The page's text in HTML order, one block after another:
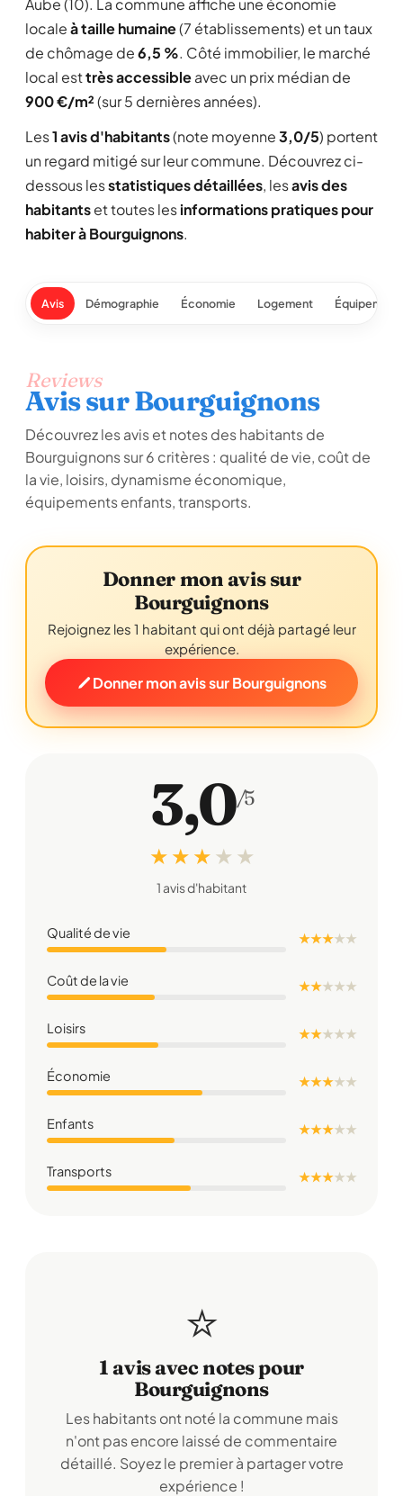
Aube (10). La commune affiche une économie
localeà taille humaine(7 établissements) et un taux
de chômage de6,5 %. Côté immobilier, le marché
local esttrès accessibleavec un prix médian de
900 €/m²(sur 5 dernières années).
Les1 avis d'habitants(note moyenne3,0/5) portent
un regard mitigé sur leur commune. Découvrez ci-
dessous lesstatistiques détaillées, lesavis des
habitantset toutes lesinformations pratiques pour
habiter à Bourguignons.
Avis Démographie Économie Logement
Reviews
Avis sur Bourguignons
Découvrez les avis et notes des habitants de
Bourguignons sur 6 critères : qualité de vie, coût de
la vie, loisirs, dynamisme économique,
équipements enfants, transports.
Donner mon avis sur
Bourguignons
Rejoignez les 1 habitant qui ont déjà partagé leur
expérience.
Donner mon avis sur Bourguignons
3,0/5
★ ★ ★ ★ ★
1 avis d'habitant
Qualité de vie ★ ★ ★★★
Coût de la vie ★ ★★★★
Loisirs ★ ★★★★
Économie ★ ★ ★★★
Enfants ★ ★ ★★★
Transports ★ ★ ★★★
⭐
1 avis avec notes pour
Bourguignons
Les habitants ont noté la commune mais
n'ont pas encore laissé de commentaire
détaillé. Soyez le premier à partager votre
expérience !